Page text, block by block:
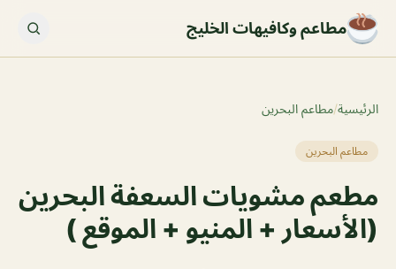
مطاعم وكافيهات الخليج
الرئيسية/مطاعم البحرين
مطاعم البحرين
مطعم مشويات السعفة البحرين
(الأسعار + المنيو + الموقع )